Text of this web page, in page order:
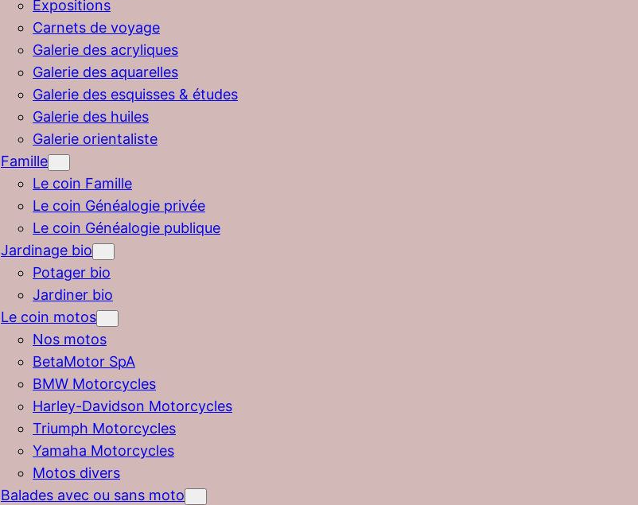
Expositions
Carnets de voyage
Galerie des acryliques
Galerie des aquarelles
Galerie des esquisses & études
Galerie des huiles
Galerie orientaliste
Famille
Le coin Famille
Le coin Généalogie privée
Le coin Généalogie publique
Jardinage bio
Potager bio
Jardiner bio
Le coin motos
Nos motos
BetaMotor SpA
BMW Motorcycles
Harley-Davidson Motorcycles
Triumph Motorcycles
Yamaha Motorcycles
Motos divers
Balades avec ou sans moto